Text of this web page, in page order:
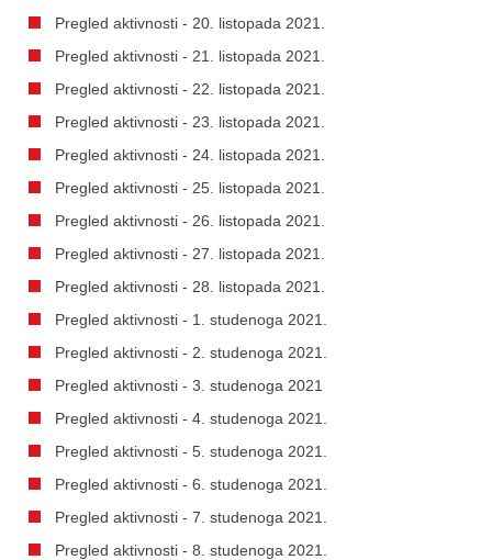
Pregled aktivnosti - 20. listopada 2021.
Pregled aktivnosti - 21. listopada 2021.
Pregled aktivnosti - 22. listopada 2021.
Pregled aktivnosti - 23. listopada 2021.
Pregled aktivnosti - 24. listopada 2021.
Pregled aktivnosti - 25. listopada 2021.
Pregled aktivnosti - 26. listopada 2021.
Pregled aktivnosti - 27. listopada 2021.
Pregled aktivnosti - 28. listopada 2021.
Pregled aktivnosti - 1. studenoga 2021.
Pregled aktivnosti - 2. studenoga 2021.
Pregled aktivnosti - 3. studenoga 2021
Pregled aktivnosti - 4. studenoga 2021.
Pregled aktivnosti - 5. studenoga 2021.
Pregled aktivnosti - 6. studenoga 2021.
Pregled aktivnosti - 7. studenoga 2021.
Pregled aktivnosti - 8. studenoga 2021.